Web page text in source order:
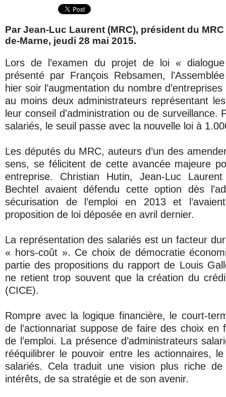
Par Jean-Luc Laurent (MRC), président du
de-Marne, jeudi 28 mai 2015.
Lors de l’examen du projet de loi «
présenté par François Rebsamen,
hier soir l’augmentation du nombre
au moins deux administrateurs représentant
leur conseil d'administration ou de surveillance.
salariés, le seuil passe avec la nouvelle loi à
Les députés du MRC, auteurs d’un des
sens, se félicitent de cette avancée majeure
entreprise. Christian Hutin, Jean-Luc
Bechtel avaient défendu cette option dès
sécurisation de l’emploi en 2013 et
proposition de loi déposée en avril dernier.
La représentation des salariés est un facteur
« hors-coût ». Ce choix de démocratie
partie des propositions du rapport de Louis
ne retient trop souvent que la création du
(CICE).
Rompre avec la logique financière, le court-
de l’actionnariat suppose de faire des choix en
de l’emploi. La présence d’administrateurs
rééquilibrer le pouvoir entre les actionnaires,
salariés. Cela traduit une vision plus riche de
intérêts, de sa stratégie et de son avenir.